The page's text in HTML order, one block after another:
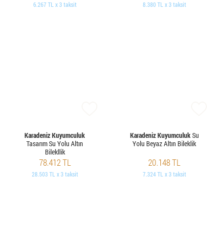
6.267 TL x 3 taksit 8.380 TL x 3 taksit
Karadeniz Kuyumculuk
Tasarım Su Yolu Altın
Bilekllik
78.412 TL
28.503 TL x 3 taksit
Karadeniz KuyumculukSu
Yolu Beyaz Altın Bileklik
20.148 TL
7.324 TL x 3 taksit